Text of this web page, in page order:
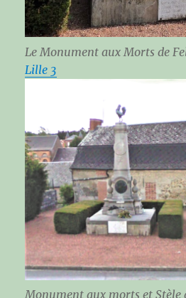
Le Monument aux Morts de
Lille 3
Monument aux morts et Stèle